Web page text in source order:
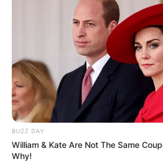
BUZZ DAY
William & Kate Are Not The Same
Why!